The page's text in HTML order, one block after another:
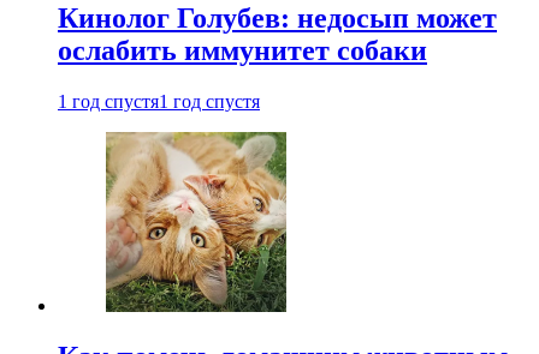
Кинолог Голубев: недосып может
ослабить иммунитет собаки
1 год спустя1 год спустя